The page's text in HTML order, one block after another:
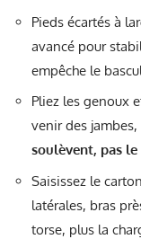
Pieds écartés à
avancé pour
empêche le
Pliez les genoux
venir des
soulèvent, pas le
Saisissez le
latérales, bras
torse, plus la